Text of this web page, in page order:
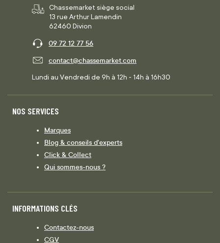
Chassemarket siège social
13 rue Arthur Lamendin
62460 Divion
09 72 12 77 56
contact@chassemarket.com
Lundi au Vendredi de 9h à 12h - 14h à 16h30
NOS SERVICES
Marques
Blog & conseils d'experts
Click & Collect
Qui sommes-nous ?
INFORMATIONS CLÉS
Contactez-nous
CGV